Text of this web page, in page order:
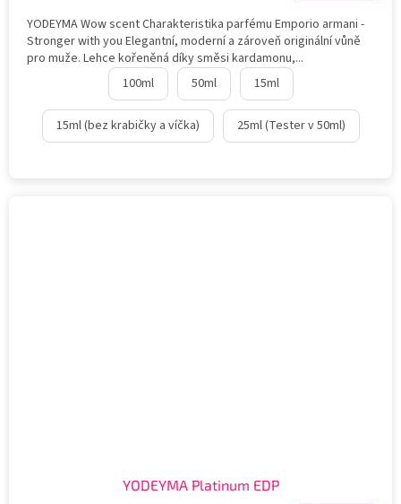
YODEYMA Wow scent Charakteristika parfému Emporio armani -
Stronger with you Elegantní, moderní a zároveň originální vůně
pro muže. Lehce kořeněná díky směsi kardamonu,...
100ml
50ml 15ml
15ml (bez krabičky a víčka) 25ml (Tester v 50ml)
YODEYMA Platinum EDP